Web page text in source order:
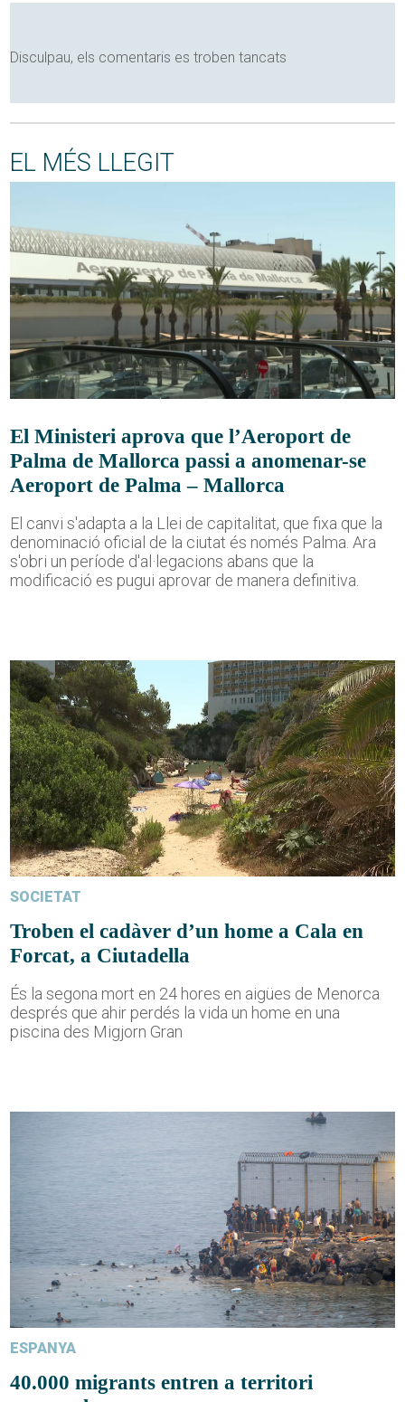
Disculpau, els comentaris es troben tancats
EL MÉS LLEGIT
El Ministeri aprova que l’Aeroport de
Palma de Mallorca passi a anomenar-se
Aeroport de Palma – Mallorca
El canvi s'adapta a la Llei de capitalitat, que fixa que la
denominació oficial de la ciutat és només Palma. Ara
s'obri un període d'al·legacions abans que la
modificació es pugui aprovar de manera definitiva.
SOCIETAT
Troben el cadàver d’un home a Cala en
Forcat, a Ciutadella
És la segona mort en 24 hores en aigües de Menorca
després que ahir perdés la vida un home en una
piscina des Migjorn Gran
ESPANYA
40.000 migrants entren a territori